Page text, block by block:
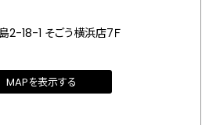
2-18-1 そごう横浜店7Ｆ
MAPを表示する